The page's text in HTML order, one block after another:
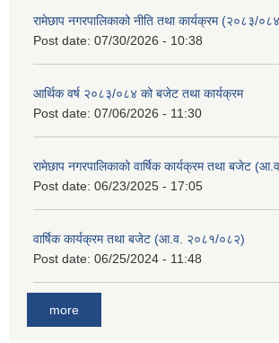
रामेछाप नगरपालिकाको नीति तथा कार्यक्रम (२०८३/
Post date: 07/30/2026 - 10:38
आर्थिक वर्ष २०८३/०८४ को बजेट तथा कार्यक्रम
Post date: 07/06/2026 - 11:30
रामेछाप नगरपालिकाको वार्षिक कार्यक्रम तथा बजेट
Post date: 06/23/2025 - 17:05
वार्षिक कार्यक्रम तथा बजेट (आ.व. २०८१/०८२)
Post date: 06/25/2024 - 11:48
more